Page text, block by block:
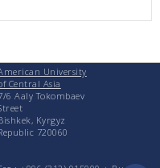
University
Central Asia
6 Aaly Tokombaev
Kyrgyz
720060